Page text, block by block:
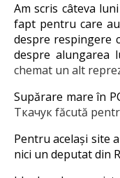
Am scris câteva
fapt pentru care
despre respingere
despre alungarea
chemat un alt
Supărare mare în
Ткачук făcută
Pentru același site
nici un deputat din